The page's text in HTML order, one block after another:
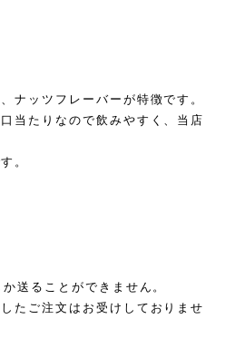
ナッツフレーバーが特徴です。
当たりなので飲みやすく、当店
。
送ることができません。
たご注文はお受けしておりませ